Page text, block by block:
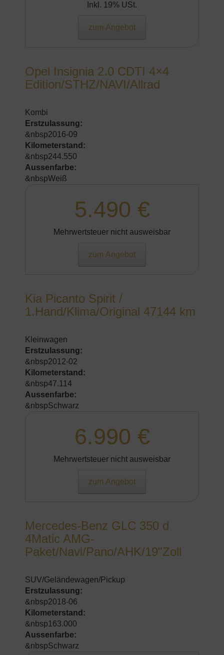
Inkl. 19% USt.
zum Angebot
Opel Insignia 2.0 CDTI 4×4
Edition/STHZ/NAVI/Allrad
Kombi
Erstzulassung:
&nbsp2016-09
Kilometerstand:
&nbsp244.550
Aussenfarbe:
&nbspWeiß
5.490 €
Mehrwertsteuer nicht ausweisbar
zum Angebot
Kia Picanto Spirit /
1.Hand/Klima/Original 47144 km
Kleinwagen
Erstzulassung:
&nbsp2012-02
Kilometerstand:
&nbsp47.114
Aussenfarbe:
&nbspSchwarz
6.990 €
Mehrwertsteuer nicht ausweisbar
zum Angebot
Mercedes-Benz GLC 350 d
4Matic AMG-
Paket/Navi/Pano/AHK/19"Zoll
SUV/Geländewagen/Pickup
Erstzulassung:
&nbsp2018-06
Kilometerstand:
&nbsp163.000
Aussenfarbe:
&nbspSchwarz